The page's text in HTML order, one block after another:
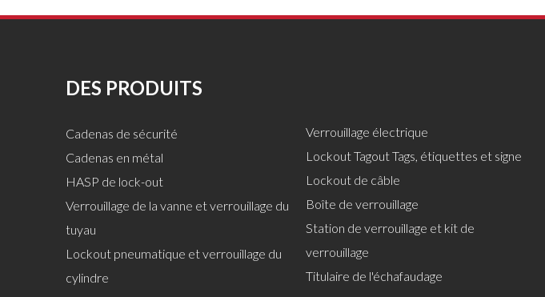
DES PRODUITS
Cadenas de sécurité
Cadenas en métal
HASP de lock-out
Verrouillage de la vanne et verrouillage du
tuyau
Lockout pneumatique et verrouillage du
cylindre
Verrouillage électrique
Lockout Tagout Tags, étiquettes et signe
Lockout de câble
Boîte de verrouillage
Station de verrouillage et kit de
verrouillage
Titulaire de l'échafaudage